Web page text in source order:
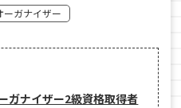
ーガナイザー
ガナイザー2級資格取得者